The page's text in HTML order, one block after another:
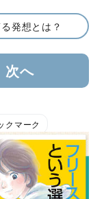
発想とは？
次へ
クマーク